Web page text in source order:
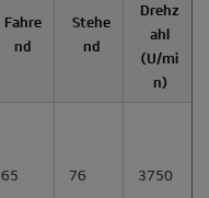
Fahre
nd
Stehe
nd
Drehz
ahl
(U/mi
n)
65 76 3750